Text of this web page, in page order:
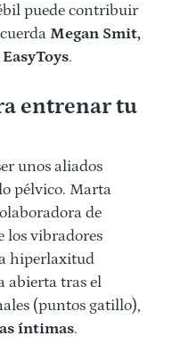
puede contribuir
Megan Smit,
.
entrenar tu
unos aliados
pélvico. Marta
de
los vibradores
hiperlaxitud
abierta tras el
(puntos gatillo),
íntimas.